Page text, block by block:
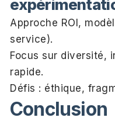
Approche ROI,
service).
Focus sur diversité,
rapide.
Défis : éthique,
Conclusion